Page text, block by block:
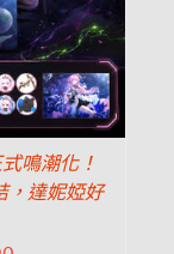
鳴潮化！
，達妮婭好